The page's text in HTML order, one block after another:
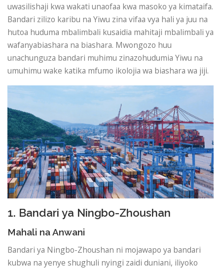
uwasilishaji kwa wakati unaofaa kwa masoko ya kimataifa.
Bandari zilizo karibu na Yiwu zina vifaa vya hali ya juu na
hutoa huduma mbalimbali kusaidia mahitaji mbalimbali ya
wafanyabiashara na biashara. Mwongozo huu
unachunguza bandari muhimu zinazohudumia Yiwu na
umuhimu wake katika mfumo ikolojia wa biashara wa jiji.
1. Bandari ya Ningbo-Zhoushan
Mahali na Anwani
Bandari ya Ningbo-Zhoushan ni mojawapo ya bandari
kubwa na yenye shughuli nyingi zaidi duniani, iliyoko